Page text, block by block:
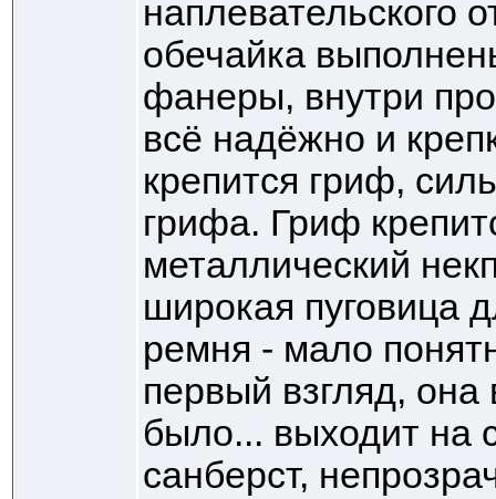
наплевательского
обечайка
фанеры, внутри
всё надёжно и
крепится гриф,
грифа. Гриф
металлический
широкая пуговица
ремня - мало
первый взгляд, она
было... выходит на
санберст,